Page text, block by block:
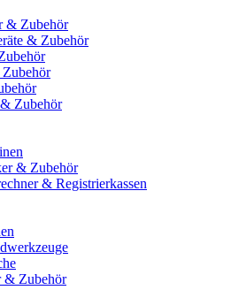
& Zubehör
& Zubehör
Zubehör
& Zubehör
& Registrierkassen
& Zubehör